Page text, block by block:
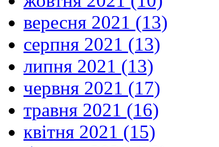
вересня 2021 (13)
серпня 2021 (13)
липня 2021 (13)
червня 2021 (17)
травня 2021 (16)
квітня 2021 (15)